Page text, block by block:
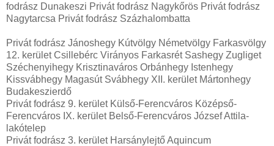
fodrász Dunakeszi Privát fodrász Nagykőrös Privát fodrász
Nagytarcsa Privát fodrász Százhalombatta
Privát fodrász Jánoshegy Kútvölgy Németvölgy Farkasvölgy
12. kerület Csillebérc Virányos Farkasrét Sashegy Zugliget
Széchenyihegy Krisztinaváros Orbánhegy Istenhegy
Kissvábhegy Magasút Svábhegy XII. kerület Mártonhegy
Budakeszierdő
Privát fodrász 9. kerület Külső-Ferencváros Középső-
Ferencváros IX. kerület Belső-Ferencváros József Attila-
lakótelep
Privát fodrász 3. kerület Harsánylejtő Aquincum